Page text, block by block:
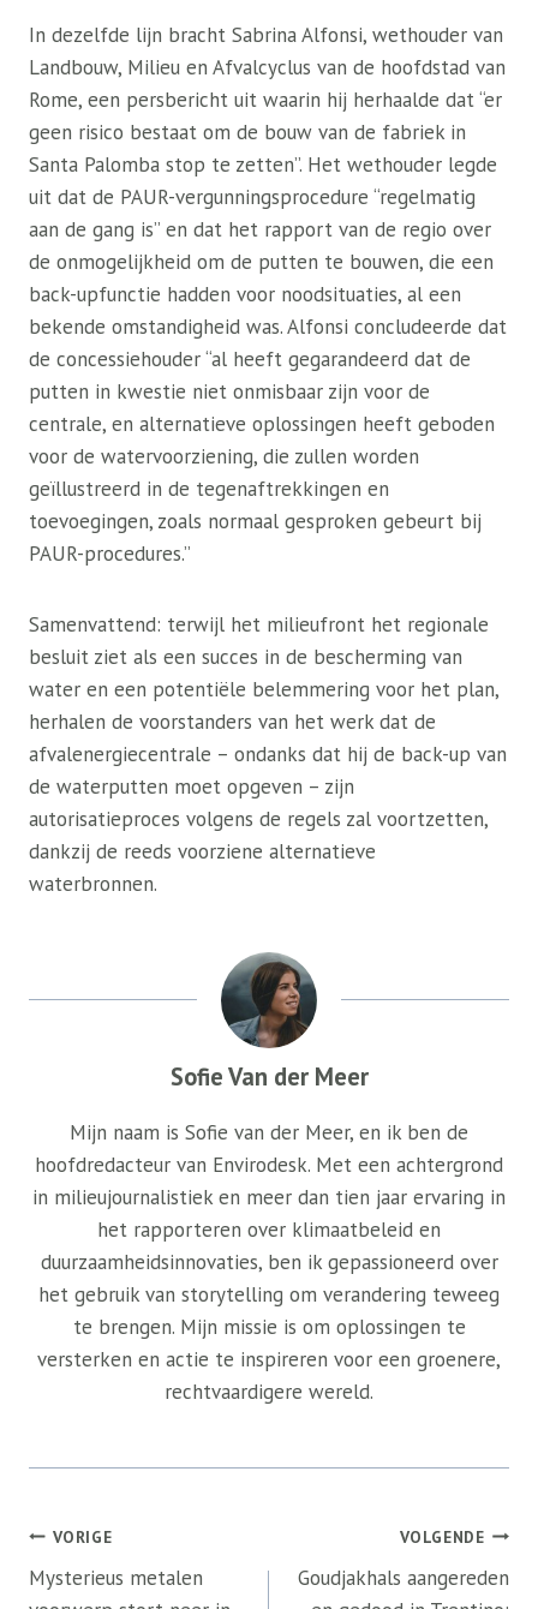
In dezelfde lijn bracht Sabrina Alfonsi, wethouder van
Landbouw, Milieu en Afvalcyclus van de hoofdstad van
Rome, een persbericht uit waarin hij herhaalde dat “er
geen risico bestaat om de bouw van de fabriek in
Santa Palomba stop te zetten”. Het wethouder legde
uit dat de PAUR-vergunningsprocedure “regelmatig
aan de gang is” en dat het rapport van de regio over
de onmogelijkheid om de putten te bouwen, die een
back-upfunctie hadden voor noodsituaties, al een
bekende omstandigheid was. Alfonsi concludeerde dat
de concessiehouder “al heeft gegarandeerd dat de
putten in kwestie niet onmisbaar zijn voor de
centrale, en alternatieve oplossingen heeft geboden
voor de watervoorziening, die zullen worden
geïllustreerd in de tegenaftrekkingen en
toevoegingen, zoals normaal gesproken gebeurt bij
PAUR-procedures.”
Samenvattend: terwijl het milieufront het regionale
besluit ziet als een succes in de bescherming van
water en een potentiële belemmering voor het plan,
herhalen de voorstanders van het werk dat de
afvalenergiecentrale – ondanks dat hij de back-up van
de waterputten moet opgeven – zijn
autorisatieproces volgens de regels zal voortzetten,
dankzij de reeds voorziene alternatieve
waterbronnen.
Sofie Van der Meer
Mijn naam is Sofie van der Meer, en ik ben de
hoofdredacteur van Envirodesk. Met een achtergrond
in milieujournalistiek en meer dan tien jaar ervaring in
het rapporteren over klimaatbeleid en
duurzaamheidsinnovaties, ben ik gepassioneerd over
het gebruik van storytelling om verandering teweeg
te brengen. Mijn missie is om oplossingen te
versterken en actie te inspireren voor een groenere,
rechtvaardigere wereld.
Bericht
navigatie
VORIGE
Mysterieus metalen
VOLGENDE
Goudjakhals aangereden